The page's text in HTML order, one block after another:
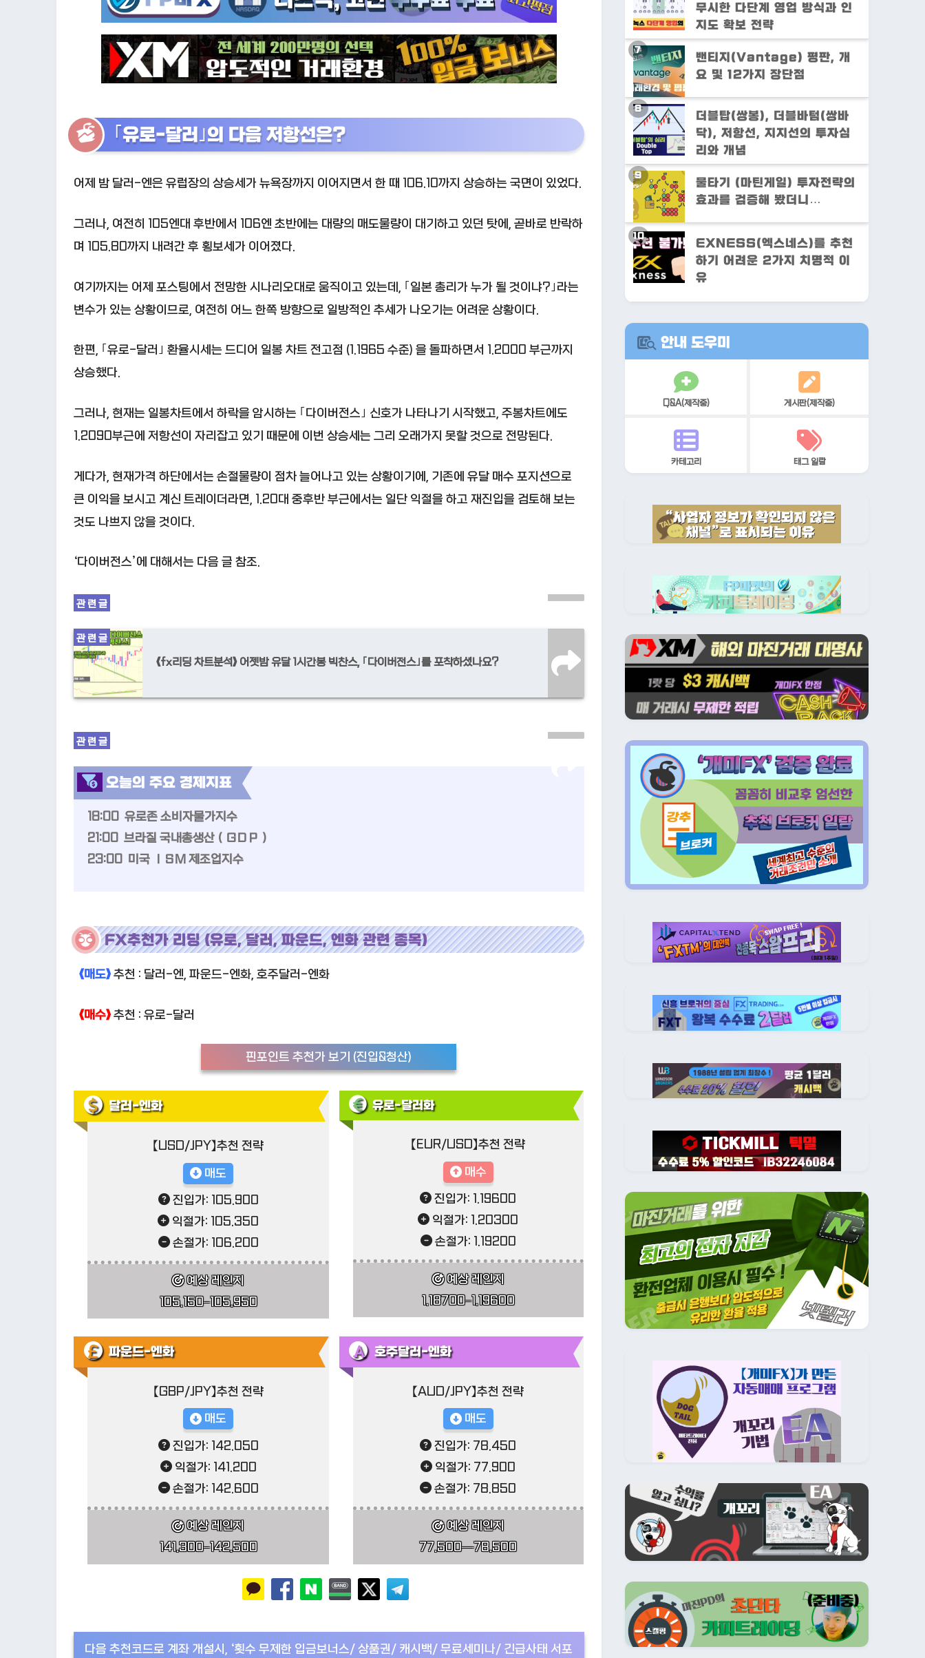
｢유로-달러｣의 다음 저항선은?
어제 밤 달러-엔은 유럽장의 상승세가 뉴욕장까지 이어지면서 한 때 106.10까지 상승하는 국면이 있었다.
그러나, 여전히 105엔대 후반에서 106엔 초반에는 대량의 매도물량이 대기하고 있던 탓에, 곧바로 반락하
며 105.80까지 내려간 후 횡보세가 이어졌다.
여기까지는 어제 포스팅에서 전망한 시나리오대로 움직이고 있는데, ｢일본 총리가 누가 될 것이냐?｣라는
변수가 있는 상황이므로, 여전히 어느 한쪽 방향으로 일방적인 추세가 나오기는 어려운 상황이다.
한편, ｢유로-달러｣ 환율시세는 드디어 일봉 차트 전고점 (1.1965 수준) 을 돌파하면서 1.2000 부근까지
상승했다.
그러나, 현재는 일봉차트에서 하락을 암시하는 ｢다이버전스｣ 신호가 나타나기 시작했고, 주봉차트에도
1.2090부근에 저항선이 자리잡고 있기 때문에 이번 상승세는 그리 오래가지 못할 것으로 전망된다.
게다가, 현재가격 하단에서는 손절물량이 점차 늘어나고 있는 상황이기에, 기존에 유달 매수 포지션으로
큰 이익을 보시고 계신 트레이더라면, 1.20대 중후반 부근에서는 일단 익절을 하고 재진입을 검토해 보는
것도 나쁘지 않을 것이다.
‘다이버전스’에 대해서는 다음 글 참조.
《fx리딩 차트분석》 어젯밤 유달 1시간봉 빅찬스, ｢다이버전스｣를 포착하셨나요?
오늘의 주요 경제지표
18:00 유로존 소비자물가지수
21:00 브라질 국내총생산（ＧＤＰ）
23:00 미국 ＩＳＭ 제조업지수
FX추천가 리딩 (유로, 달러, 파운드, 엔화 관련 종목)
《매도》 추천 : 달러-엔, 파운드-엔화, 호주달러-엔화
《매수》 추천 : 유로-달러
핀포인트 추천가 보기 (진입&청산)
달러-엔화
【USD/JPY】추천 전략
매도
진입가: 105.900
익절가: 105.350
손절가: 106.200
예상 레인지
105.150–105.950
유로-달러화
【EUR/USD】추천 전략
매수
진입가: 1.19600
익절가: 1.20300
손절가: 1.19200
예상 레인지
1.18700–1.19600
파운드-엔화
【GBP/JPY】추천 전략
매도
진입가: 142.050
익절가: 141.200
손절가: 142.600
예상 레인지
141.300–142.500
호주달러-엔화
【AUD/JPY】추천 전략
매도
진입가: 78.450
익절가: 77.900
손절가: 78.850
예상 레인지
77.500—78.500
다음 추천코드로 계좌 개설시, ‘횟수 무제한 입금보너스/ 상품권/ 캐시백/ 무료세미나/ 긴급사태 서포
무시한 다단계 영업 방식과 인
지도 확보 전략
밴티지(Vantage) 평판, 개
요 및 12가지 장단점
더블탑(쌍봉), 더블바텀(쌍바
닥), 저항선, 지지선의 투자심
리와 개념
물타기 (마틴게일) 투자전략의
효과를 검증해 봤더니…
EXNESS(엑스네스)를 추천
하기 어려운 2가지 치명적 이
유
안내 도우미
Q&A(제작중) 게시판(제작중)
카테고리 태그 일람